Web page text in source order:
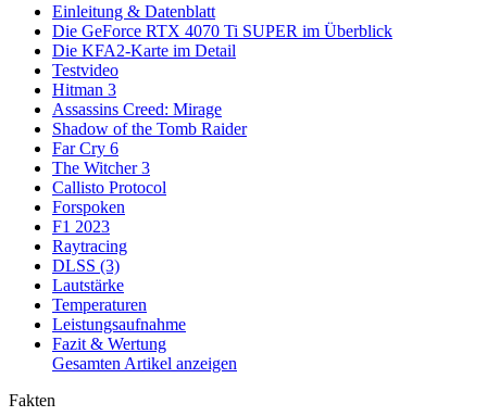
Einleitung & Datenblatt
Die GeForce RTX 4070 Ti SUPER im Überblick
Die KFA2-Karte im Detail
Testvideo
Hitman 3
Assassins Creed: Mirage
Shadow of the Tomb Raider
Far Cry 6
The Witcher 3
Callisto Protocol
Forspoken
F1 2023
Raytracing
DLSS (3)
Lautstärke
Temperaturen
Leistungsaufnahme
Fazit & Wertung
Gesamten Artikel anzeigen
Fakten